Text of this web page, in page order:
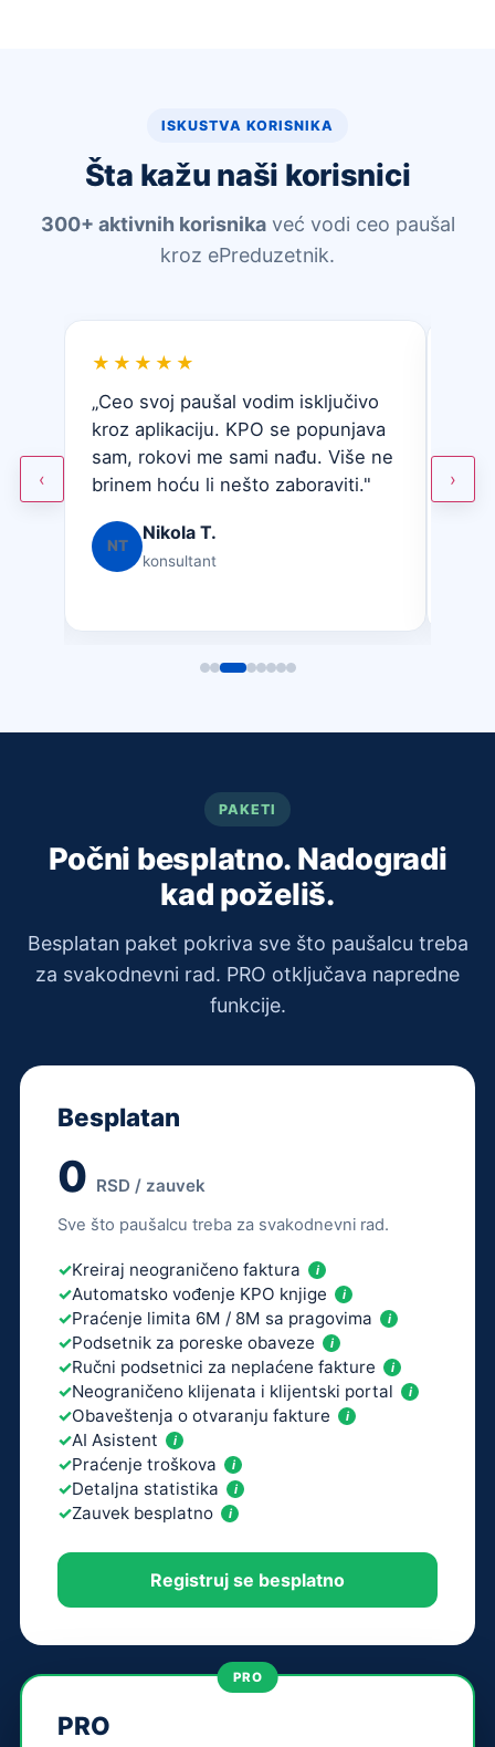
ISKUSTVA KORISNIKA
Šta kažu naši korisnici
300+ aktivnih korisnikaveć vodi ceo paušal
kroz ePreduzetnik.
‹
★★★★★
„Ceo svoj paušal vodim isključivo
kroz aplikaciju. KPO se popunjava
sam, rokovi me sami nađu. Više ne
brinem hoću li nešto zaboraviti."
NT
Nikola T.
konsultant
›
PAKETI
Počni besplatno. Nadogradi
kad poželiš.
Besplatan paket pokriva sve što paušalcu treba
za svakodnevni rad. PRO otključava napredne
funkcije.
Besplatan
0 RSD / zauvek
Sve što paušalcu treba za svakodnevni rad.
Kreiraj neograničeno faktura i
Automatsko vođenje KPO knjige i
Praćenje limita 6M / 8M sa pragovima i
Podsetnik za poreske obaveze i
Ručni podsetnici za neplaćene fakture i
Neograničeno klijenata i klijentski portal i
Obaveštenja o otvaranju fakture i
AI Asistent i
Praćenje troškova i
Detaljna statistika i
Zauvek besplatno i
Registruj se besplatno
PRO
PRO